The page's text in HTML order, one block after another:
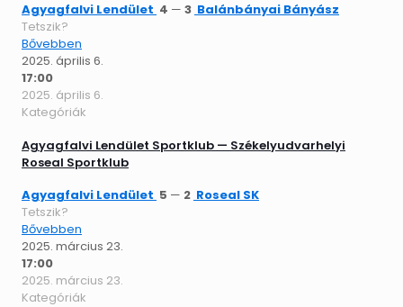
Agyagfalvi Lendület 4 — 3 Balánbányai Bányász
Tetszik?
Bővebben
2025. április 6.
17:00
2025. április 6.
Kategóriák
Agyagfalvi Lendület Sportklub — Székelyudvarhelyi
Roseal Sportklub
Agyagfalvi Lendület 5 — 2 Roseal SK
Tetszik?
Bővebben
2025. március 23.
17:00
2025. március 23.
Kategóriák